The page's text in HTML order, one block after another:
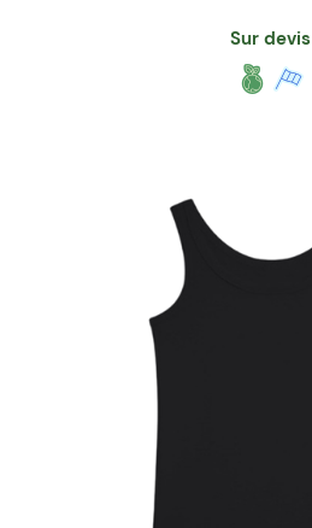
Sur devis